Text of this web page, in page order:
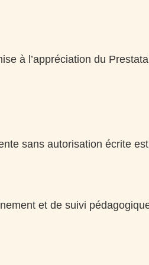
à l’appréciation du
sans autorisation écrite
et de suivi